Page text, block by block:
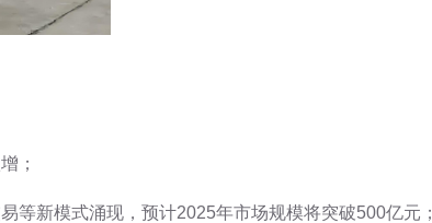
；
等新模式涌现，预计2025年市场规模将突破500亿元；